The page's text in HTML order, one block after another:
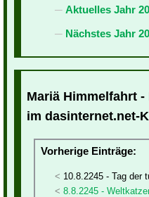
Aktuelles Jahr
Nächstes Jahr
Mariä Himmelfahrt
im dasinternet.net-
Vorherige Einträge:
10.8.2245 - Tag der
8.8.2245 -